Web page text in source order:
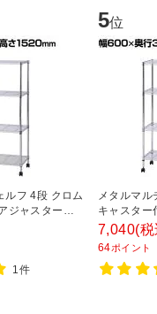
ルフ 4段 クロム
ジャスター付
収納棚 オフィ
デア次第 幅
1520mm
1件
5位
メタルマル
キャスター
き ラック
ス収納 使い
600×奥行
7,040(
64ポイント